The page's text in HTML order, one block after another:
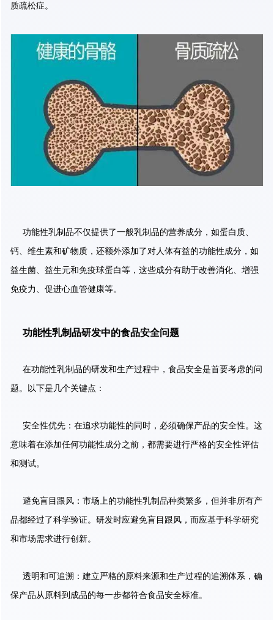
质疏松症。
功能性乳制品不仅提供了一般乳制品的营养成分，如蛋白质、
钙、维生素和矿物质，还额外添加了对人体有益的功能性成分，如
益生菌、益生元和免疫球蛋白等，这些成分有助于改善消化、增强
免疫力、促进心血管健康等。
功能性乳制品研发中的食品安全问题
在功能性乳制品的研发和生产过程中，食品安全是首要考虑的问
题。以下是几个关键点：
安全性优先：在追求功能性的同时，必须确保产品的安全性。这
意味着在添加任何功能性成分之前，都需要进行严格的安全性评估
和测试。
避免盲目跟风：市场上的功能性乳制品种类繁多，但并非所有产
品都经过了科学验证。研发时应避免盲目跟风，而应基于科学研究
和市场需求进行创新。
透明和可追溯：建立严格的原料来源和生产过程的追溯体系，确
保产品从原料到成品的每一步都符合食品安全标准。